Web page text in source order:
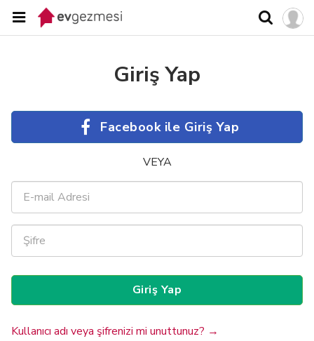
Giriş Yap
Facebook ile Giriş Yap
VEYA
Kullanıcı adı veya şifrenizi mi unuttunuz? →